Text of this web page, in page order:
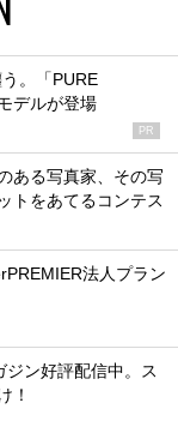
。「PURE
デルが登場
PR
ある写真家、その写
トをあてるコンテス
法人プラン
ジン好評配信中。ス
！